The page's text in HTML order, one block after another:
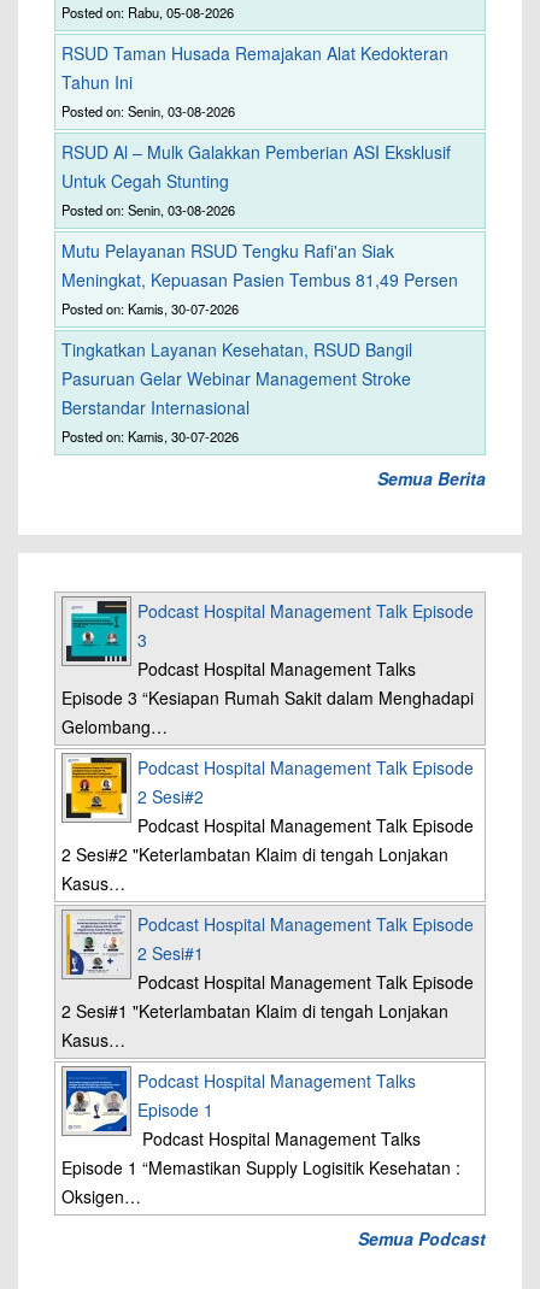
Posted on: Rabu, 05-08-2026
RSUD Taman Husada Remajakan Alat Kedokteran
Tahun Ini
Posted on: Senin, 03-08-2026
RSUD Al – Mulk Galakkan Pemberian ASI Eksklusif
Untuk Cegah Stunting
Posted on: Senin, 03-08-2026
Mutu Pelayanan RSUD Tengku Rafi'an Siak
Meningkat, Kepuasan Pasien Tembus 81,49 Persen
Posted on: Kamis, 30-07-2026
Tingkatkan Layanan Kesehatan, RSUD Bangil
Pasuruan Gelar Webinar Management Stroke
Berstandar Internasional
Posted on: Kamis, 30-07-2026
Semua Berita
Podcast Hospital Management Talk Episode
3
Podcast Hospital Management Talks
Episode 3 “Kesiapan Rumah Sakit dalam Menghadapi
Gelombang…
Podcast Hospital Management Talk Episode
2 Sesi#2
Podcast Hospital Management Talk Episode
2 Sesi#2 "Keterlambatan Klaim di tengah Lonjakan
Kasus…
Podcast Hospital Management Talk Episode
2 Sesi#1
Podcast Hospital Management Talk Episode
2 Sesi#1 "Keterlambatan Klaim di tengah Lonjakan
Kasus…
Podcast Hospital Management Talks
Episode 1
Podcast Hospital Management Talks
Episode 1 “Memastikan Supply Logisitik Kesehatan :
Oksigen…
Semua Podcast